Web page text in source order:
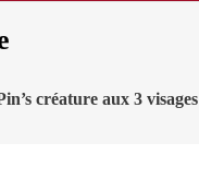
créature aux 3 visages